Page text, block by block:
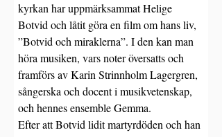
kyrkan har uppmärksammat Helige
Botvid och låtit göra en film om hans liv,
”Botvid och miraklerna”. I den kan man
höra musiken, vars noter översatts och
framförs av Karin Strinnholm Lagergren,
sångerska och docent i musikvetenskap,
och hennes ensemble Gemma.
Efter att Botvid lidit martyrdöden och han